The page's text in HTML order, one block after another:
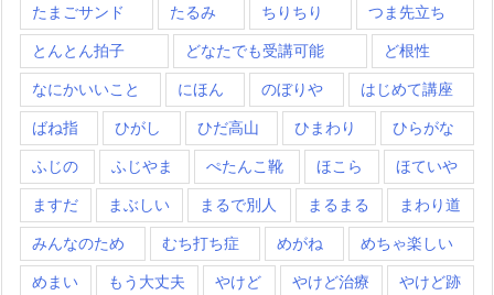
たまごサンド たるみ ちりちり つま先立ち
とんとん拍子 どなたでも受講可能 ど根性
なにかいいこと にほん のぼりや はじめて講座
ばね指 ひがし ひだ高山 ひまわり ひらがな
ふじの ふじやま ぺたんこ靴 ほこら ほていや
ますだ まぶしい まるで別人 まるまる まわり道
みんなのため むち打ち症 めがね めちゃ楽しい
めまい もう大丈夫 やけど やけど治療 やけど跡